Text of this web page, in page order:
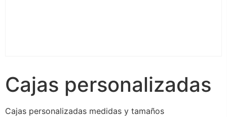
Cajas personalizadas
Cajas personalizadas medidas y tamaños